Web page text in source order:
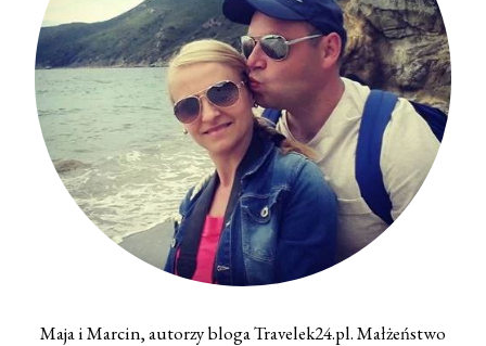
Maja i Marcin, autorzy bloga Travelek24.pl. Małżeństwo